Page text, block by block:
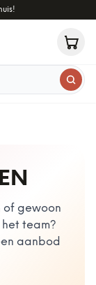
of gewoon
team?
aanbod